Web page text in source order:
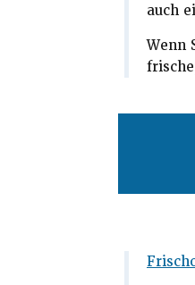
auch
Wenn